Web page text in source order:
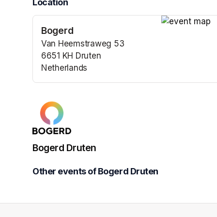
Location
Bogerd
Van Heemstraweg 53
6651 KH Druten
Netherlands
(opens in a new tab)
Bogerd Druten
Other events of Bogerd Druten